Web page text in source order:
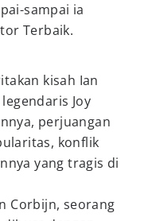
sampai ia
Terbaik.
kisah Ian
Joy
perjuangan
konflik
yang tragis di
Corbijn, seorang